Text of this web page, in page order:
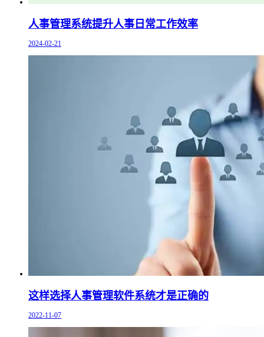
人事管理系统提升人事日常工作效率
2024-02-21
这样选择人事管理软件系统才是正确的
2022-11-07